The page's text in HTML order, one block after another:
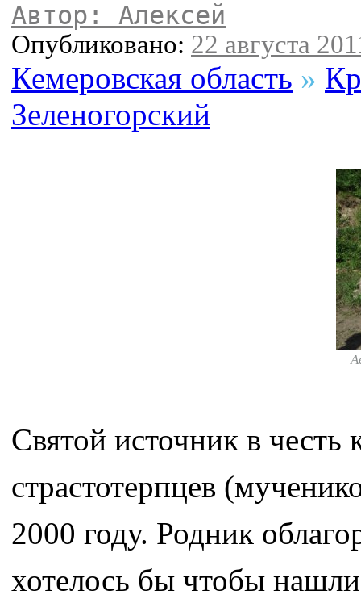
Автор: Алексей
Опубликовано: 22 августа
Кемеровская область »
Зеленогорский
Святой источник в
страстотерпцев
2000 году. Родник
хотелось бы чтобы